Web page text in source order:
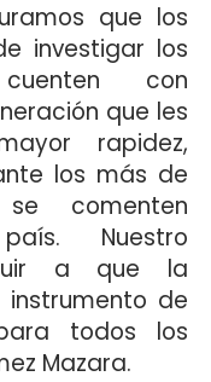
que los
investigar los
con
que les
rapidez,
los más de
comenten
Nuestro
a que la
de
todos los
Mazara.